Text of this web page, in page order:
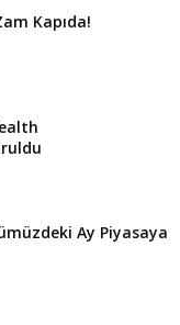
Kapıda!
Ay Piyasaya